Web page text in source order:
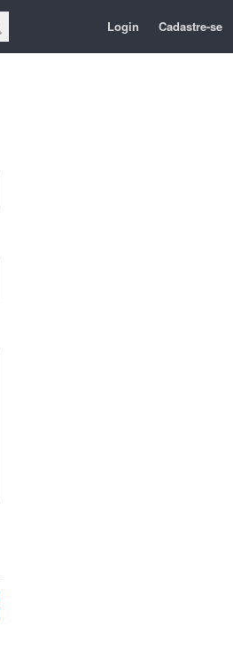
Login Cadastre-se